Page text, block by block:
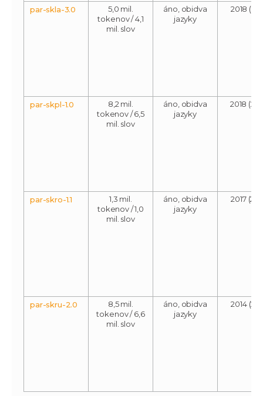
par-skla-3.0
5,0 mil.
tokenov / 4,1
mil. slov
áno, obidva
jazyky
2018
par-skpl-1.0
8,2 mil.
tokenov / 6,5
mil. slov
áno, obidva
jazyky
2018
par-skro-1.1
1,3 mil.
tokenov / 1,0
mil. slov
áno, obidva
jazyky
2017
par-skru-2.0
8,5 mil.
tokenov / 6,6
mil. slov
áno, obidva
jazyky
2014